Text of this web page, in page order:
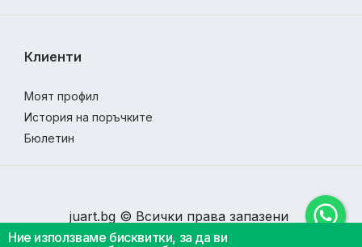
Ние използваме бисквитки, за да ви
Клиенти
Моят профил
История на поръчките
Бюлетин
juart.bg © Всички права запазени